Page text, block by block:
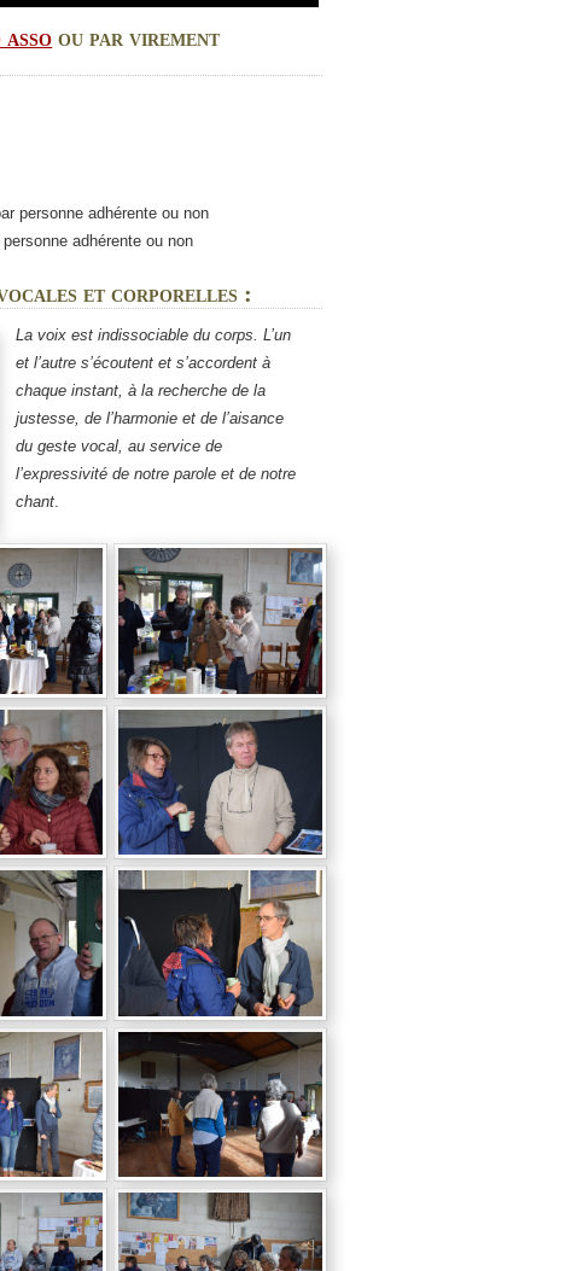
ou par virement
personne adhérente ou non
adhérente ou non
et corporelles :
La voix est indissociable du corps. L’un
et l’autre s’écoutent et s’accordent à
chaque instant, à la recherche de la
justesse, de l’harmonie et de l’aisance
du geste vocal, au service de
l’expressivité de notre parole et de notre
chant.
3
voix
!
CORPS
où
de
amateur,
est
…